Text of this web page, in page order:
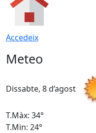
Accedeix
Meteo
Dissabte, 8 d’agost
T.Màx: 34°
T.Min: 24°